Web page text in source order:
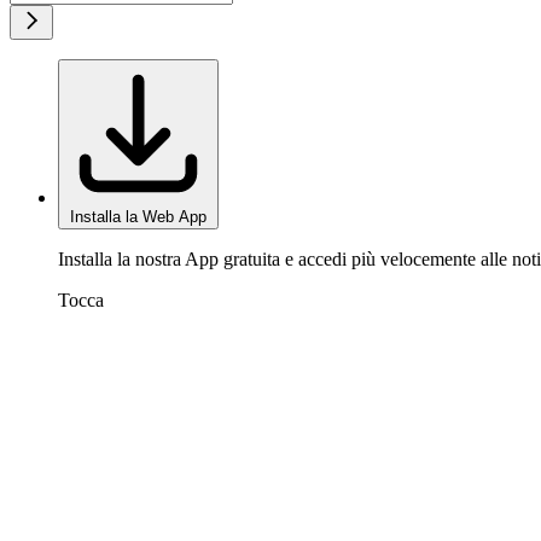
Installa la Web App
Installa la nostra App gratuita e accedi più velocemente alle
Tocca